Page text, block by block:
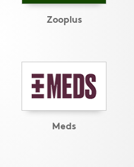
Zooplus
Meds